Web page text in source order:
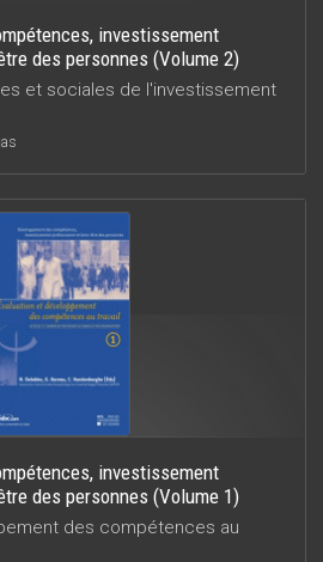
investissement
des personnes (Volume 2)
et sociales de l'investissement
investissement
des personnes (Volume 1)
des compétences au